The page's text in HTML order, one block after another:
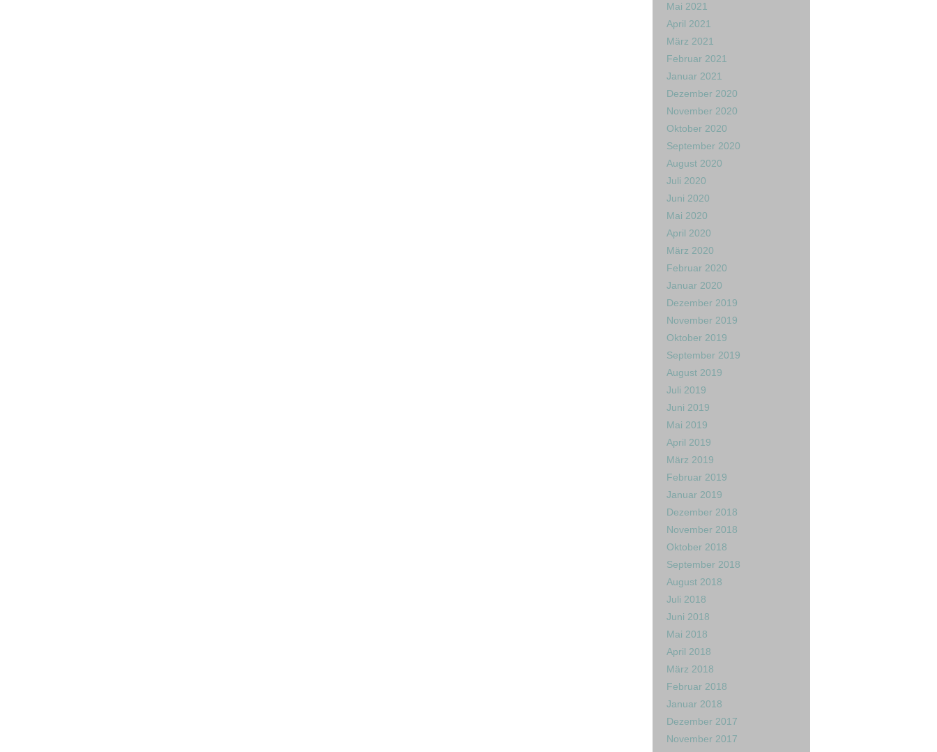
Mai 2021
April 2021
März 2021
Februar 2021
Januar 2021
Dezember 2020
November 2020
Oktober 2020
September 2020
August 2020
Juli 2020
Juni 2020
Mai 2020
April 2020
März 2020
Februar 2020
Januar 2020
Dezember 2019
November 2019
Oktober 2019
September 2019
August 2019
Juli 2019
Juni 2019
Mai 2019
April 2019
März 2019
Februar 2019
Januar 2019
Dezember 2018
November 2018
Oktober 2018
September 2018
August 2018
Juli 2018
Juni 2018
Mai 2018
April 2018
März 2018
Februar 2018
Januar 2018
Dezember 2017
November 2017